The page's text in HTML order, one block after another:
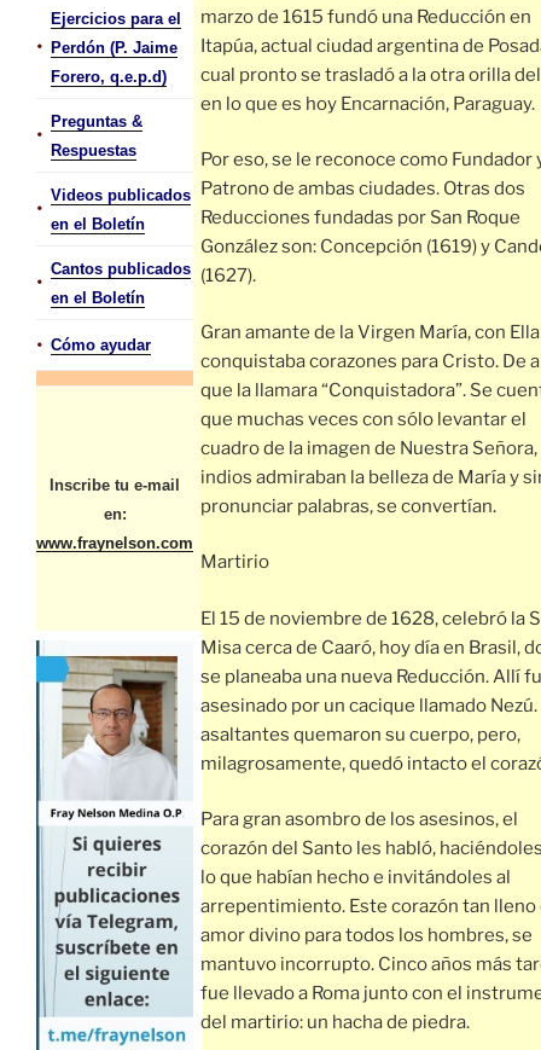
•
Ejercicios para el
Perdón (P. Jaime
Forero, q.e.p.d)
•
Preguntas &
Respuestas
•
Videos publicados
en el Boletín
•
Cantos publicados
en el Boletín
• Cómo ayudar
Inscribe tu e-mail
en:
www.fraynelson.com
marzo de 1615 fundó una Reducción en
Itapúa, actual ciudad argentina de
cual pronto se trasladó a la otra orilla
en lo que es hoy Encarnación, Paraguay.
Por eso, se le reconoce como Fundador
Patrono de ambas ciudades. Otras dos
Reducciones fundadas por San Roque
González son: Concepción (1619) y
(1627).
Gran amante de la Virgen María, con Ella
conquistaba corazones para Cristo. De
que la llamara “Conquistadora”. Se
que muchas veces con sólo levantar el
cuadro de la imagen de Nuestra
indios admiraban la belleza de María y
pronunciar palabras, se convertían.
Martirio
El 15 de noviembre de 1628, celebró la
Misa cerca de Caaró, hoy día en Brasil,
se planeaba una nueva Reducción. Allí
asesinado por un cacique llamado
asaltantes quemaron su cuerpo, pero,
milagrosamente, quedó intacto el
Para gran asombro de los asesinos, el
corazón del Santo les habló,
lo que habían hecho e invitándoles al
arrepentimiento. Este corazón tan lleno
amor divino para todos los hombres, se
mantuvo incorrupto. Cinco años más
fue llevado a Roma junto con el
del martirio: un hacha de piedra.